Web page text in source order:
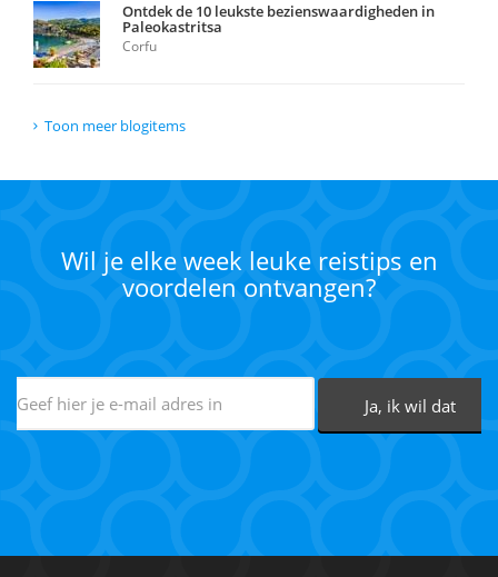
Ontdek de 10 leukste bezienswaardigheden in
Paleokastritsa
Corfu
Toon meer blogitems
Wil je elke week leuke reistips en
voordelen ontvangen?